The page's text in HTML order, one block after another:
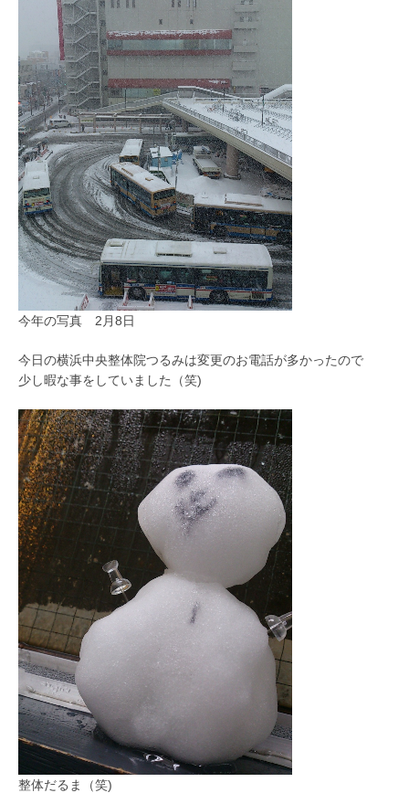
今年の写真 2月8日
今日の横浜中央整体院つるみは変更のお電話が多かったので
少し暇な事をしていました（笑)
整体だるま（笑)